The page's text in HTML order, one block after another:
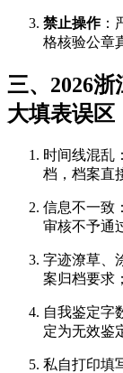
禁止操作：
格核验公章
三、2026
大填表误区
时间线混乱
档，档案直
信息不一致
审核不予通
字迹潦草、
案归档要求；
自我鉴定字
定为无效鉴
私自打印填